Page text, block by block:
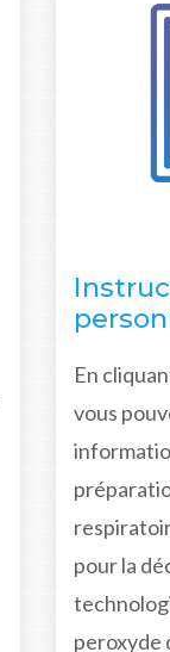
En
vous
pour la
peroxyde